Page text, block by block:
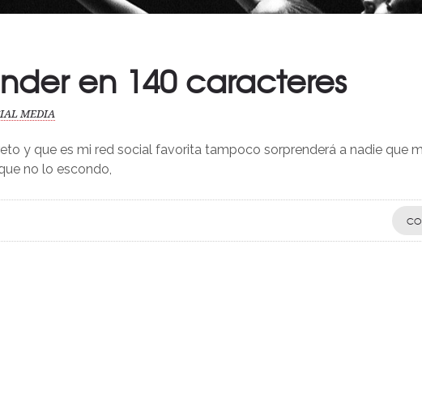
en 140 caracteres
MEDIA
y que es mi red social favorita tampoco sorprenderá a nadie que
no lo escondo,